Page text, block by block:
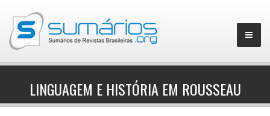
▼
LINGUAGEM E HISTÓRIA EM ROUSSEAU